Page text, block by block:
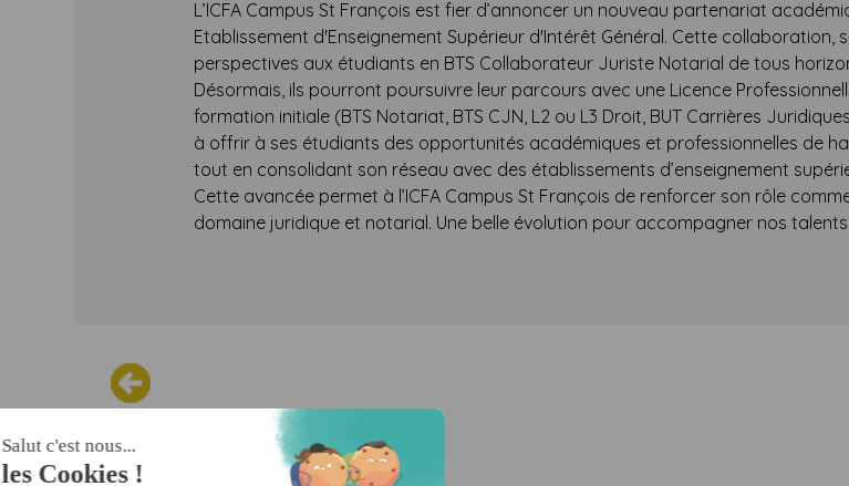
L’ICFA Campus St François est fier d’annoncer un nouveau partenariat
Etablissement d'Enseignement Supérieur d'Intérêt Général. Cette collaboration,
perspectives aux étudiants en BTS Collaborateur Juriste Notarial de tous
Désormais, ils pourront poursuivre leur parcours avec une Licence
formation initiale (BTS Notariat, BTS CJN, L2 ou L3 Droit, BUT Carrières
à offrir à ses étudiants des opportunités académiques et professionnelles de
tout en consolidant son réseau avec des établissements d’enseignement
Cette avancée permet à l’ICFA Campus St François de renforcer son rôle
domaine juridique et notarial. Une belle évolution pour accompagner nos